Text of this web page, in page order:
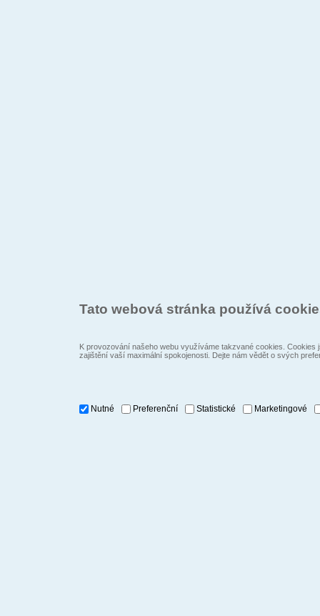
Tato webová stránka používá
K provozování našeho webu využíváme takzvané cookies.
zajištění vaší maximální spokojenosti. Dejte nám vědět o svých
Nutné Preferenční Statistické Marketingové